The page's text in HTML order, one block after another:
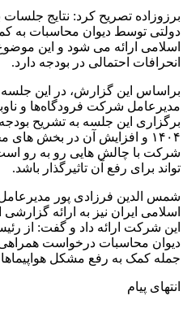
برزوزاده تصریح کرد: نتایج
دولتی توسط دیوان محاسبات به
اسلامی ارائه می شود و این
انحرافات احتمالی در بودجه دارد.
براساس این گزارش، در این
مدیرعامل شرکت فرودگاه‌ها و
برگزاری این جلسه به تشریح
۱۴۰۴ و افزایش آن در بخش
شرکت با چالش هایی رو به رو
تواند برای رفع آن تاثیرگذار باشد.
شمس الدین فرزادی پور
این شرکت ارائه داد و گفت: از
دیوان محاسبات درخواست
جمله کمک به رفع مشکل
انتهای پیام